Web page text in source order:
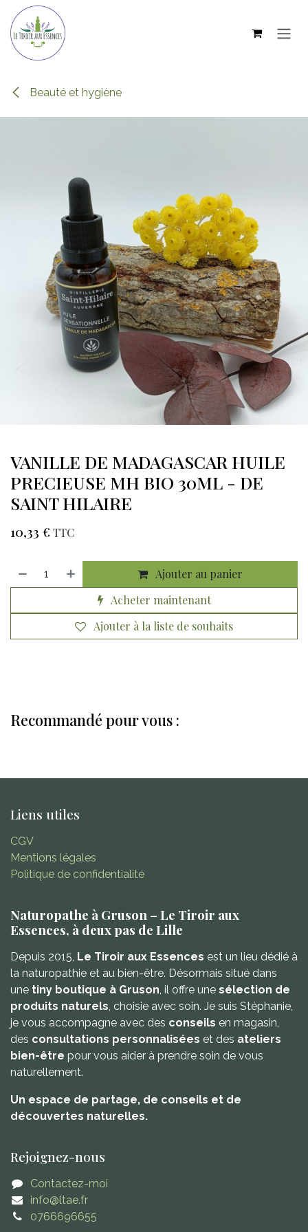
Se rendre au contenu
Beauté et hygiène
VANILLE DE MADAGASCAR HUILE
PRECIEUSE MH BIO 30ML - DE
SAINT HILAIRE
10,33 € TTC
Ajouter au panier
Acheter maintenant
Ajouter à la liste de souhaits
Recommandé pour vous :
Liens utiles
CGV
Mentions légales
Politique de confidentialité
Naturopathe à Gruson – Le Tiroir aux
Essences, à deux pas de Lille
Depuis 2015, Le Tiroir aux Essences est un lieu dédié à
la naturopathie et au bien-être. Désormais situé dans
une tiny boutique à Gruson, il offre une sélection de
produits naturels, choisie avec soin. Je suis Stéphanie,
je vous accompagne avec des conseils en magasin,
des consultations personnalisées et des ateliers
bien-être pour vous aider à prendre soin de vous
naturellement.
Un espace de partage, de conseils et de
découvertes naturelles.
Rejoignez-nous
Contactez-moi
info@ltae.fr
0766696655